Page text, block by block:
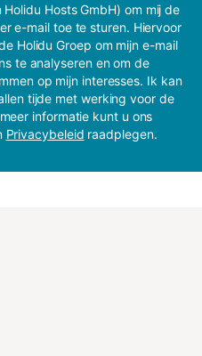
Hosts GmbH) om mij de
e-mail toe te sturen. Hiervoor
Holidu Groep om mijn e-mail
te analyseren en om de
op mijn interesses. Ik kan
tijde met werking voor de
informatie kunt u ons
Privacybeleid raadplegen.